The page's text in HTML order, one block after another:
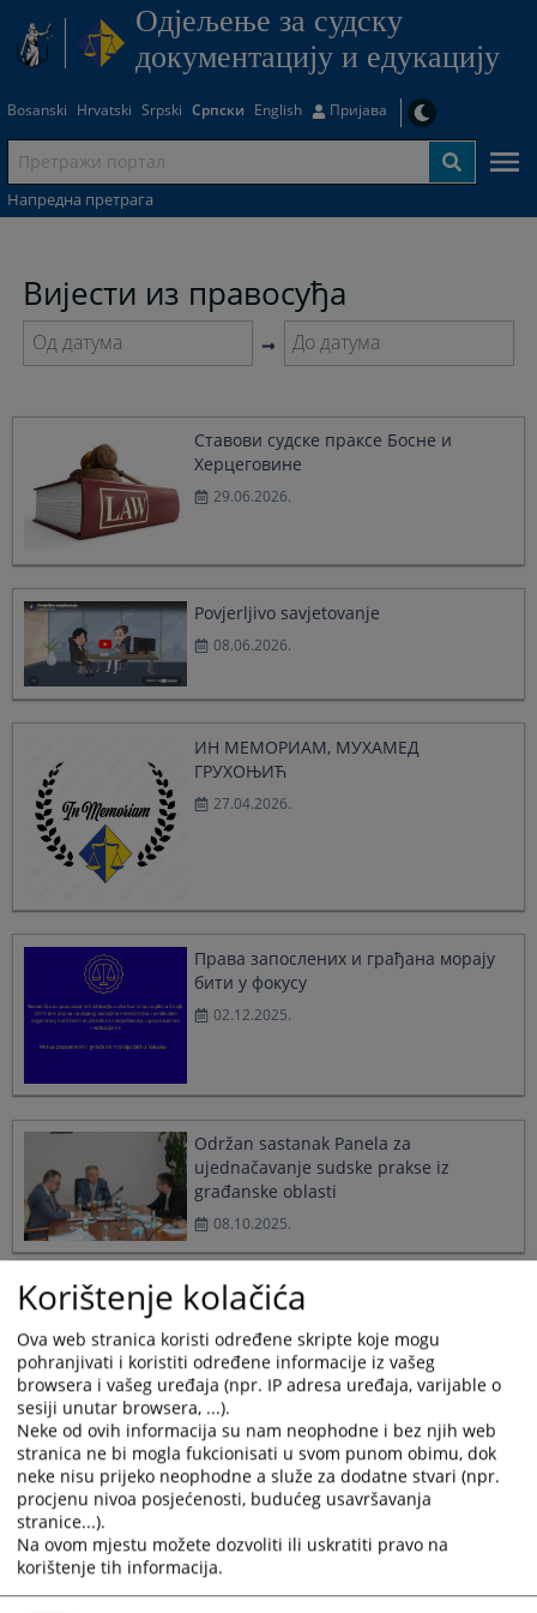
Одjељење за судску
документацију и едукацију
Bosanski Hrvatski Srpski Српски English Пријава
Напредна претрага
Вијести из правосуђа
to
the
calendar
and
date.
the
question
mark
key
the
keyboard
shortcuts
changing
to
interact
with
the
date.
Press
the
mark
key
to
the
keyboard
Ставови судске праксе Босне и
Херцеговине
29.06.2026.
Povjerljivo savjetovanje
08.06.2026.
ИН МЕМОРИАМ, МУХАМЕД
ГРУХОЊИЋ
27.04.2026.
Права запослених и грађана морају
бити у фокусу
02.12.2025.
Održan sastanak Panela za
ujednačavanje sudske prakse iz
građanske oblasti
08.10.2025.
Кориштење вјештачке интелигенције
02.09.2025.
Нова Правила о раду Панела за
уједначавање судске праксе у БиХ
15.07.2025.
Korištenje kolačića
Ova web stranica koristi određene skripte koje mogu
pohranjivati i koristiti određene informacije iz vašeg
browsera i vašeg uređaja (npr. IP adresa uređaja, varijable o
sesiji unutar browsera, ...).
Neke od ovih informacija su nam neophodne i bez njih web
stranica ne bi mogla fukcionisati u svom punom obimu, dok
neke nisu prijeko neophodne a služe za dodatne stvari (npr.
procjenu nivoa posjećenosti, budućeg usavršavanja
stranice...).
Na ovom mjestu možete dozvoliti ili uskratiti pravo na
korištenje tih informacija.